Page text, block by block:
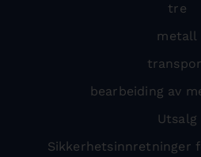
tre
metall
bearbeiding av
Utsalg
Sikkerhetsinnretninger